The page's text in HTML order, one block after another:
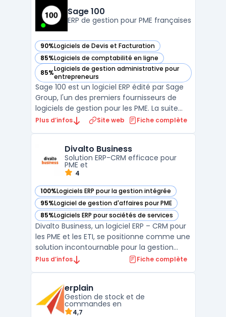
leurs tâches administratives et financières,
comme l' ...Sage 100
ERP de gestion pour PME françaises
90%Logiciels de Devis et Facturation
— voir Sage 100 dans cette catégorie
85%Logiciels de comptabilité en ligne
— voir Sage 100 dans cette catégorie
85%Logiciels de gestion administrative pour
entrepreneurs
— voir Sage 100 dans cette catégorie
Sage 100 est un logiciel ERP édité par Sage
Group, l'un des premiers fournisseurs de
logiciels de gestion pour les PME. La suite
couvre la comptabilité générale, la gestion
paie dans un environnement intégré.
Disponible en m ...
Plus d’infos Site web Fiche complète
Divalto Business
Solution ERP-CRM efficace pour
PME et
4
100%Logiciels ERP pour la gestion intégrée
— voir Divalto Business dans cette catégorie
95%Logiciel de gestion d'affaires pour PME
— voir Divalto Business dans cette catégorie
85%Logiciels ERP pour sociétés de services
— voir Divalto Business dans cette catégorie
Divalto Business, un logiciel ERP – CRM pour
les PME et les ETI, se positionne comme une
solution incontournable pour la gestion
d'entreprise. Conçu pour améliorer
d'automatisation des processus d'affaires,
rendant les tâches admin ...
Plus d’infos Fiche complète
erplain
Gestion de stock et de
commandes en
4,7